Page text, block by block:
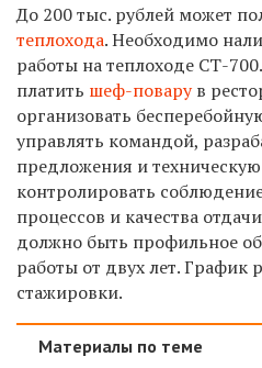
До 200 тыс. рублей может
теплохода. Необходимо
работы на теплоходе СТ-
платить шеф-поварув
организовать
управлять командой,
предложения и
контролировать
процессов и качества
должно быть профильное
работы от двух лет. График
стажировки.
Материалы по теме